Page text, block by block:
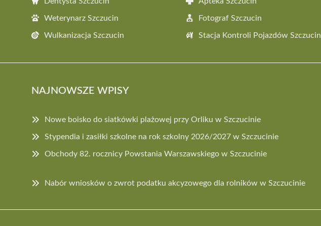
Weterynarz Szczucin Fotograf Szczucin
Wulkanizacja Szczucin Stacja Kontroli Pojazdów Szczucin
NAJNOWSZE WPISY
Nowe boisko do siatkówki plażowej przy Orliku w Szczucinie
Stypendia i zasiłki szkolne na rok szkolny 2026/2027 w Szczucinie
Obchody 82. rocznicy Powstania Warszawskiego w Szczucinie
Nabór wniosków o zwrot podatku akcyzowego dla rolników w Szczucinie